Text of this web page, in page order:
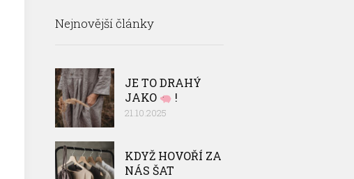
Nejnovější články
JE TO DRAHÝ
JAKO
!
21.10.2025
KDYŽ HOVOŘÍ ZA
NÁS ŠAT